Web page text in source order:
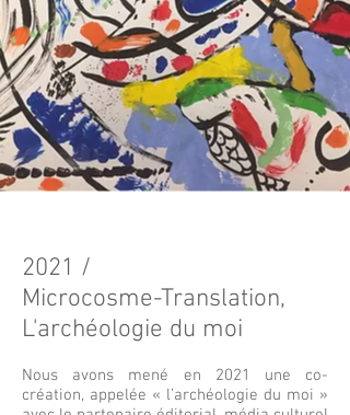
2021 /
Microcosme-Translation,
L'archéologie du moi
Nous avons mené en 2021 une co-
création, appelée « l’archéologie du moi »